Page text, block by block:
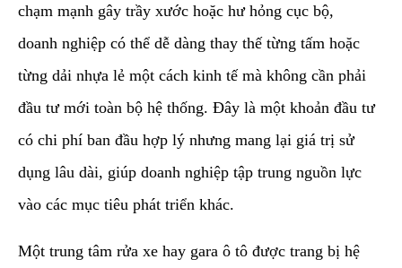
chạm mạnh gây trầy xước hoặc hư hỏng cục bộ,
doanh nghiệp có thể dễ dàng thay thế từng tấm hoặc
từng dải nhựa lẻ một cách kinh tế mà không cần phải
đầu tư mới toàn bộ hệ thống. Đây là một khoản đầu tư
có chi phí ban đầu hợp lý nhưng mang lại giá trị sử
dụng lâu dài, giúp doanh nghiệp tập trung nguồn lực
vào các mục tiêu phát triển khác.
​Một trung tâm rửa xe hay gara ô tô được trang bị hệ